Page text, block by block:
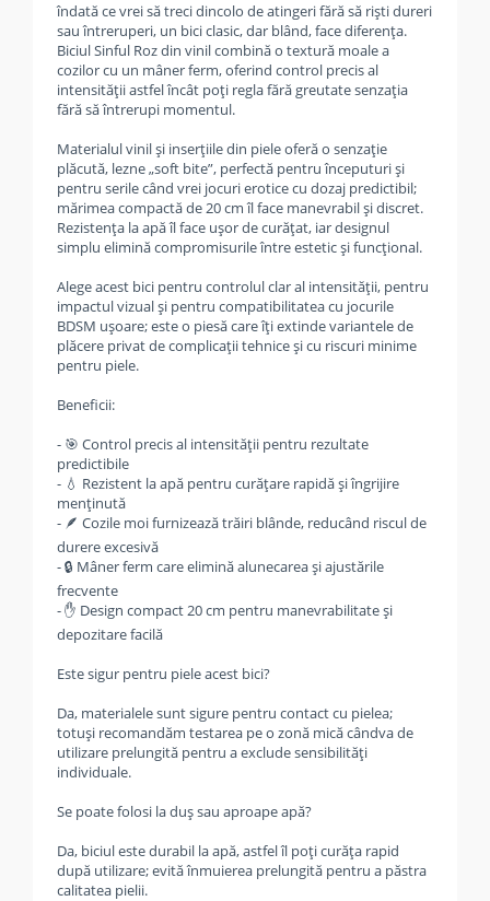
îndată ce vrei să treci dincolo de atingeri fără să riști dureri
sau întreruperi, un bici clasic, dar blând, face diferența.
Biciul Sinful Roz din vinil combină o textură moale a
cozilor cu un mâner ferm, oferind control precis al
intensității astfel încât poți regla fără greutate senzația
fără să întrerupi momentul.
Materialul vinil și inserțiile din piele oferă o senzație
plăcută, lezne „soft bite”, perfectă pentru începuturi și
pentru serile când vrei jocuri erotice cu dozaj predictibil;
mărimea compactă de 20 cm îl face manevrabil și discret.
Rezistența la apă îl face ușor de curățat, iar designul
simplu elimină compromisurile între estetic și funcțional.
Alege acest bici pentru controlul clar al intensității, pentru
impactul vizual și pentru compatibilitatea cu jocurile
BDSM ușoare; este o piesă care îți extinde variantele de
plăcere privat de complicații tehnice și cu riscuri minime
pentru piele.
Beneficii:
- 🎯 Control precis al intensității pentru rezultate
predictibile
- 💧 Rezistent la apă pentru curățare rapidă și îngrijire
menținută
- 🪶 Cozile moi furnizează trăiri blânde, reducând riscul de
durere excesivă
- 🔒 Mâner ferm care elimină alunecarea și ajustările
frecvente
- ✋ Design compact 20 cm pentru manevrabilitate și
depozitare facilă
Este sigur pentru piele acest bici?
Da, materialele sunt sigure pentru contact cu pielea;
totuși recomandăm testarea pe o zonă mică cândva de
utilizare prelungită pentru a exclude sensibilități
individuale.
Se poate folosi la duș sau aproape apă?
Da, biciul este durabil la apă, astfel îl poți curăța rapid
după utilizare; evită înmuierea prelungită pentru a păstra
calitatea pielii.